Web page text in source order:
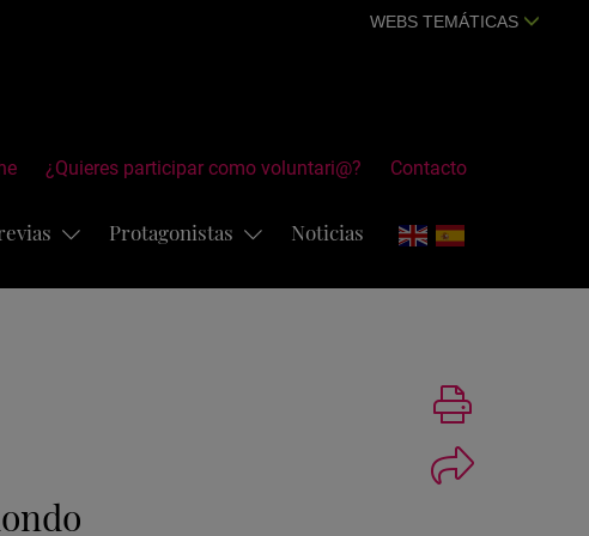
WEBS TEMÁTICAS
¿Quieres participar como voluntari@? Contacto
Protagonistas Noticias